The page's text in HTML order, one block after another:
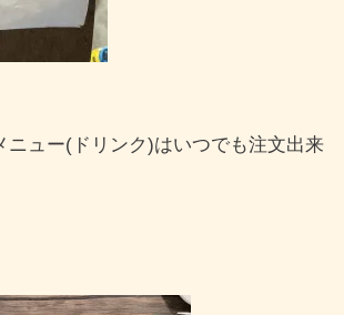
ニュー(ドリンク)はいつでも注文出来